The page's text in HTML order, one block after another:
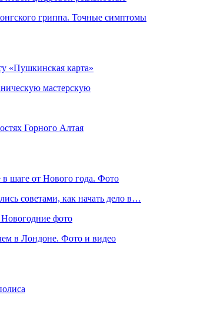
гриппа. Точные симптомы
«Пушкинская карта»
мастерскую
Горного Алтая
в шаге от Нового года. Фото
советами, как начать дело в…
фото
в Лондоне. Фото и видео